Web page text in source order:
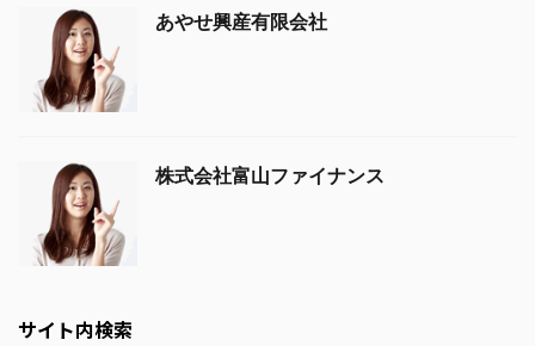
あやせ興産有限会社
株式会社富山ファイナンス
サイト内検索